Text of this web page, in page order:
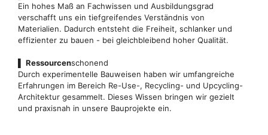
Ein hohes Maß an Fachwissen und Ausbildungsgrad
verschafft uns ein tiefgreifendes Verständnis von
Materialien. Dadurch entsteht die Freiheit, schlanker und
effizienter zu bauen - bei gleichbleibend hoher Qualität.
Ressourcenschonend
Durch experimentelle Bauweisen haben wir umfangreiche
Erfahrungen im Bereich Re-Use-, Recycling- und Upcycling-
Architektur gesammelt. Dieses Wissen bringen wir gezielt
und praxisnah in unsere Bauprojekte ein.